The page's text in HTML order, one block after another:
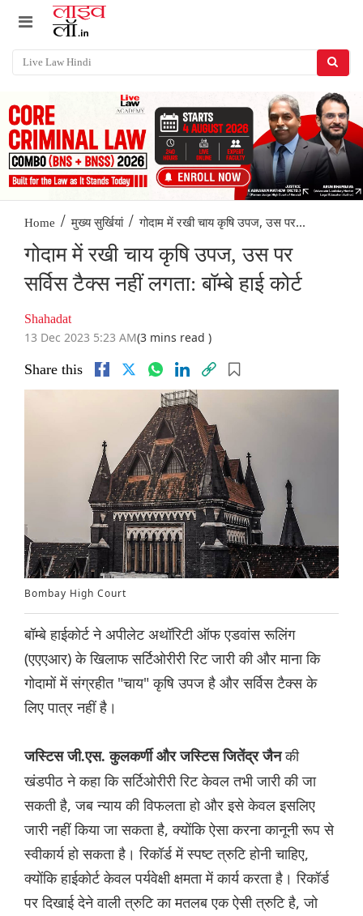
Home / मुख्य सुर्खियां / गोदाम में रखी चाय कृषि उपज, उस पर...
गोदाम में रखी चाय कृषि उपज, उस पर
सर्विस टैक्स नहीं लगता: बॉम्बे हाई कोर्ट
Shahadat
13 Dec 2023 5:23 AM(3 mins read )
Share this
Bombay High Court
बॉम्बे हाईकोर्ट ने अपीलेट अथॉरिटी ऑफ एडवांस रूलिंग
(एएएआर) के खिलाफ सर्टिओरीरी रिट जारी की और माना कि
गोदामों में संग्रहीत "चाय" कृषि उपज है और सर्विस टैक्स के
लिए पात्र नहीं है।
जस्टिस जी.एस. कुलकर्णी और जस्टिस जितेंद्र जैनकी
खंडपीठ ने कहा कि सर्टिओरीरी रिट केवल तभी जारी की जा
सकती है, जब न्याय की विफलता हो और इसे केवल इसलिए
जारी नहीं किया जा सकता है, क्योंकि ऐसा करना कानूनी रूप से
स्वीकार्य हो सकता है। रिकॉर्ड में स्पष्ट त्रुटि होनी चाहिए,
क्योंकि हाईकोर्ट केवल पर्यवेक्षी क्षमता में कार्य करता है। रिकॉर्ड
पर दिखाई देने वाली त्रुटि का मतलब एक ऐसी त्रुटि है, जो